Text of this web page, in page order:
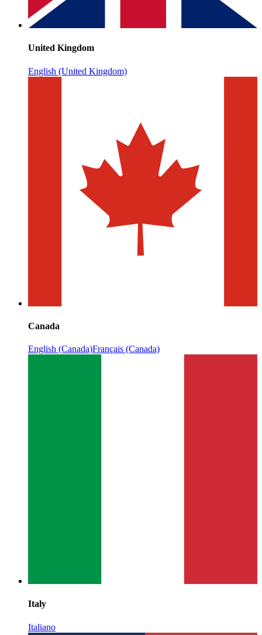
United Kingdom
English (United Kingdom)
Canada
English (Canada)Français (Canada)
Italy
Italiano